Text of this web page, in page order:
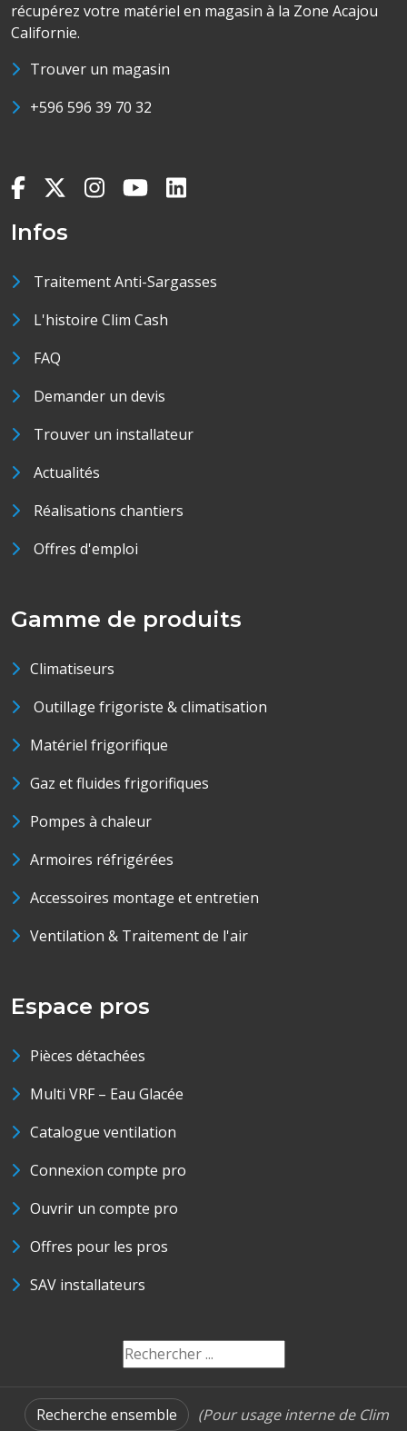
récupérez votre matériel en magasin à la Zone Acajou
Californie.
Trouver un magasin
+596 596 39 70 32
Infos
Traitement Anti-Sargasses
L'histoire Clim Cash
FAQ
Demander un devis
Trouver un installateur
Actualités
Réalisations chantiers
Offres d'emploi
Gamme de produits
Climatiseurs
Outillage frigoriste & climatisation
Matériel frigorifique
Gaz et fluides frigorifiques
Pompes à chaleur
Armoires réfrigérées
Accessoires montage et entretien
Ventilation & Traitement de l'air
Espace pros
Pièces détachées
Multi VRF – Eau Glacée
Catalogue ventilation
Connexion compte pro
Ouvrir un compte pro
Offres pour les pros
SAV installateurs
Recherche ensemble (Pour usage interne de Clim